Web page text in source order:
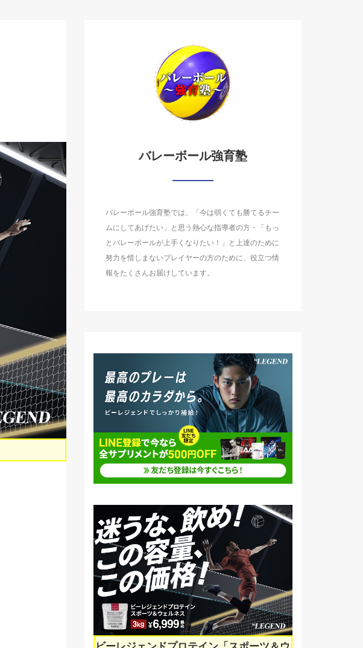
バレーボール強育塾
バレーボール強育塾では、「今は弱くても勝てるチー
ムにしてあげたい」と思う熱心な指導者の方・「もっ
とバレーボールが上手くなりたい！」と上達のために
努力を惜しまないプレイヤーの方のために、役立つ情
報をたくさんお届けしています。